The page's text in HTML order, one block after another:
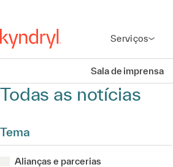
Serviços
Sala de imprensa
Todas as notícias
Tema
Alianças e parcerias